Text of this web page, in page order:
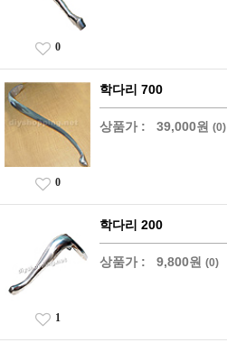
0
학다리 700
상품가 : 39,000원 (0)
0
학다리 200
상품가 : 9,800원 (0)
1